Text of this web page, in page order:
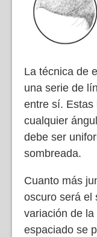
La técnica de
una serie de
entre sí. Estas
cualquier
debe ser
sombreada.
Cuanto más
oscuro será el
variación de
espaciado se